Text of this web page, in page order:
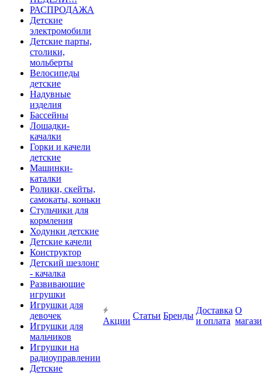
РАСПРОДАЖА
Детские
электромобили
Детские парты,
столики,
мольберты
Велосипеды
детские
Надувные
изделия
Бассейны
Лошадки-
качалки
Горки и качели
детские
Машинки-
каталки
Ролики, скейты,
самокаты, коньки
Стульчики для
кормления
Ходунки детские
Детские качели
Конструктор
Детский шезлонг
- качалка
Развивающие
игрушки
Игрушки для
девочек
Игрушки для
мальчиков
Игрушки на
радиоуправлении
Детские
Акции
Статьи Бренды
Доставка
и оплата
О